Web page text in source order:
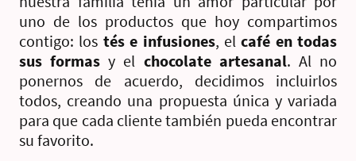
uno de los productos que hoy compartimos
contigo: los tés e infusiones, elcafé en todas
sus formas y el chocolate artesanal. Al no
ponernos de acuerdo, decidimos incluirlos
todos, creando una propuesta única y variada
para que cada cliente también pueda encontrar
su favorito.